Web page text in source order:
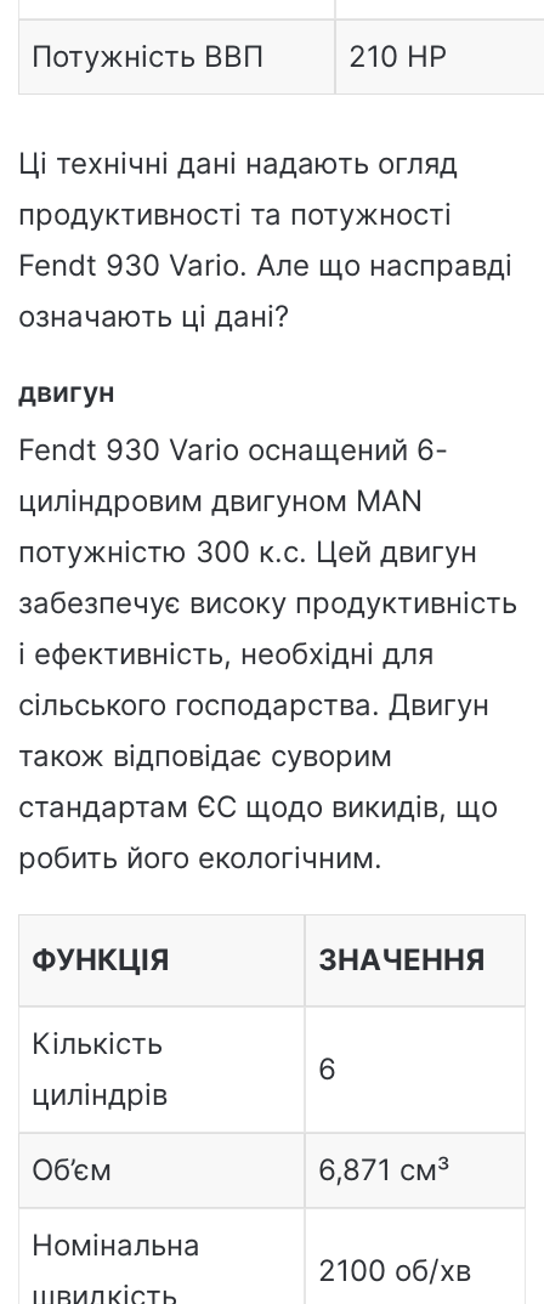
Потужність ВВП 210 HP
Ці технічні дані надають огляд
продуктивності та потужності
Fendt 930 Vario. Але що насправді
означають ці дані?
двигун
Fendt 930 Vario оснащений 6-
циліндровим двигуном MAN
потужністю 300 к.с. Цей двигун
забезпечує високу продуктивність
і ефективність, необхідні для
сільського господарства. Двигун
також відповідає суворим
стандартам ЄС щодо викидів, що
робить його екологічним.
ФУНКЦІЯ ЗНАЧЕННЯ
Кількість
циліндрів
6
Об’єм 6,871 см³
Номінальна
швидкість
2100 об/хв